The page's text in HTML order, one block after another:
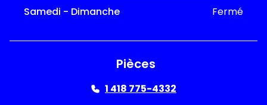
Samedi - Dimanche Fermé
Pièces
1 418 775-4332